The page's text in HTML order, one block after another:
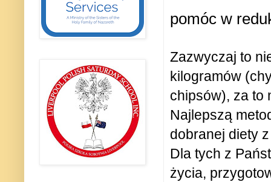
pomóc w
Zazwyczaj to
kilogramów
chipsów), za to
Najlepszą
dobranej diety
Dla tych z
życia,